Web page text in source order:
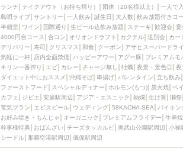
ランチ テイクアウト（お持ち帰り） 団体（20名様以上） 一人で
島唄ライブ サントリー 一人飲み 誕生日 大人数 飲み放題付きコ
半個室
ワイン 国際通り 生ビール込飲み放題 ステーキ 歓迎会 宴
4000円台コース
合コン オリオンドラフト カクテル 送別会 カー
デリバリー
寿司 クリスマス 和食 クーポン アサヒスーパードライ
気軽に一杯
店内全面禁煙 ハッピーアワー アグー豚 プレミアムモ
キリン一番搾り
エビ カレー チャージ無し 牡蠣 夜景・景色◎ 夜
ダイエット中におススメ
沖縄そば 串揚げ バレンタイン 立ち飲み
ファーストフード
スペシャルディナー ホルモン(もつ) 炭火焼 ペ
カフェ
ジビエ 安里駅周辺 アジア・エスニック 熱燗 生け簀 獺祭
電気ブラン
エビスビール ウェディング 58KACHA-SEA バイキン
お好み焼き・もんじゃ
オーガニック プレミアムフライデー 牛串焼
幹事様特典
おばんざい チーズタッカルビ 奥武山公園駅周辺 小禄
シードル 那覇空港駅周辺 儀保駅周辺